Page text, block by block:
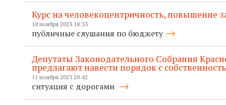
Курс на человекоцентричность, повышение
18 ноября 2023 18:33
публичные слушания по бюджету
Депутаты Законодательного Собрания
предлагают навести порядок с
11 ноября 2023 20:42
ситуация с дорогами